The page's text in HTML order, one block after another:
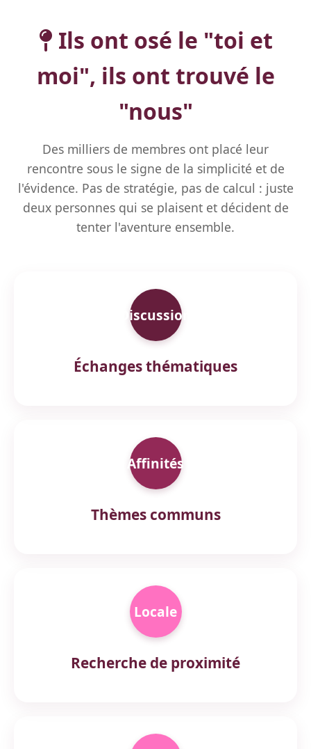
Ils ont osé le "toi et
moi", ils ont trouvé le
"nous"
Des milliers de membres ont placé leur
rencontre sous le signe de la simplicité et de
l'évidence. Pas de stratégie, pas de calcul : juste
deux personnes qui se plaisent et décident de
tenter l'aventure ensemble.
Discussion
Échanges thématiques
Affinités
Thèmes communs
Locale
Recherche de proximité